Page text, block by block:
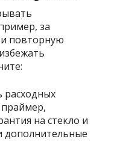
за
повторную
расходных
на стекло и
дополнительные